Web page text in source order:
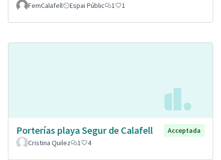
FemCalafell Espai Públic 1 1
Porterías playa Segur de Calafell
Acceptada
Cristina Quilez
1 4